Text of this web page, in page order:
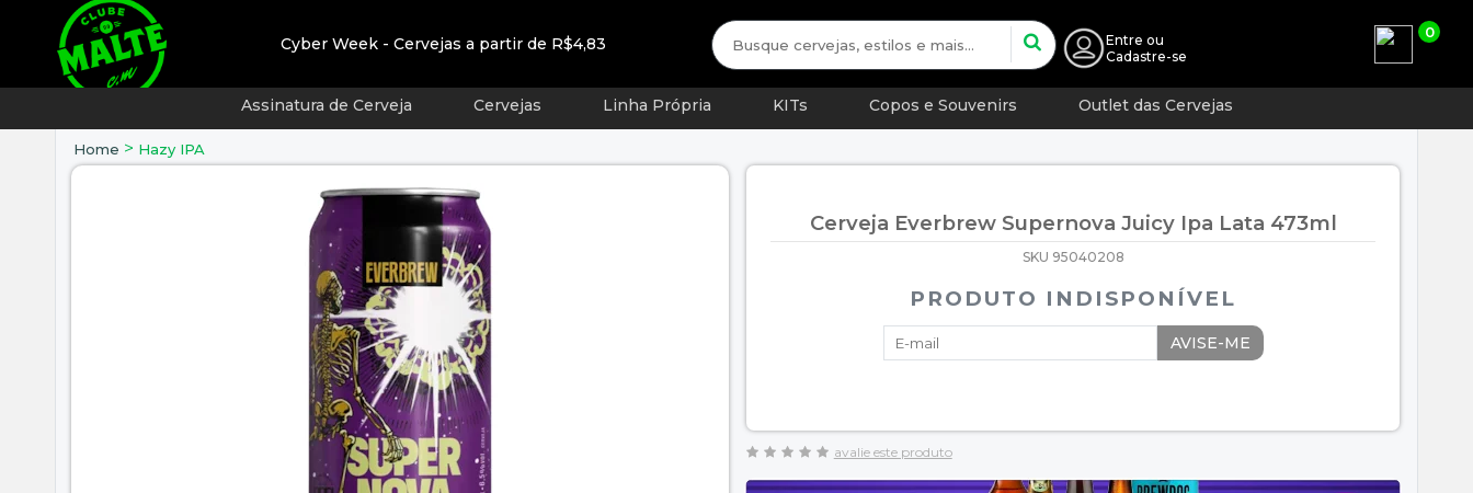
Cyber Week - Cervejas a partir de R$4,83 Entre ou
Cadastre-se
0
Assinatura de Cerveja Cervejas Linha Própria KITs Copos e Souvenirs Outlet das Cervejas
Home > Hazy IPA
Cerveja Everbrew Supernova Juicy Ipa Lata 473ml
SKU 95040208
PRODUTO INDISPONÍVEL
AVISE-ME
avalie este produto